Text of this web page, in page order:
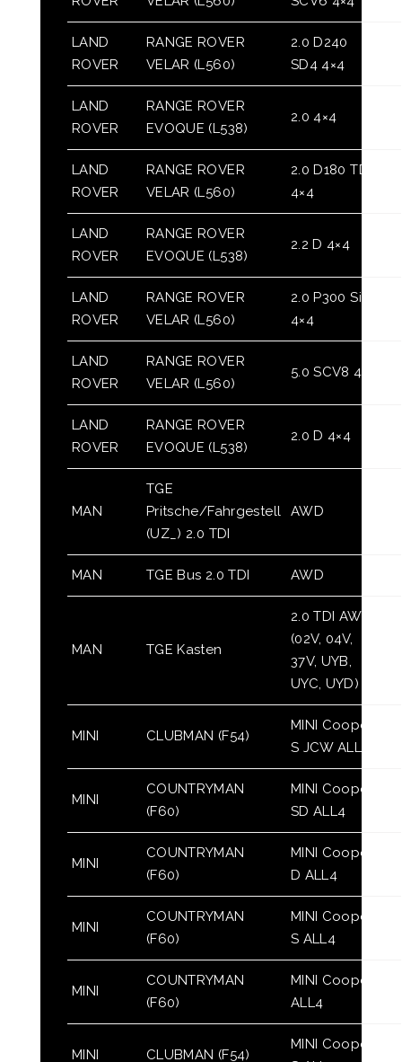
LAND
ROVER
RANGE ROVER
VELAR (L560)
2.0 D240
SD4 4×4
LAND
ROVER
RANGE ROVER
EVOQUE (L538)
2.0 4×4
LAND
ROVER
RANGE ROVER
VELAR (L560)
2.0 D180 TD4
4×4
LAND
ROVER
RANGE ROVER
EVOQUE (L538)
2.2 D 4×4
LAND
ROVER
RANGE ROVER
VELAR (L560)
2.0 P300 Si4
4×4
LAND
ROVER
RANGE ROVER
VELAR (L560)
5.0 SCV8 4×4
LAND
ROVER
RANGE ROVER
EVOQUE (L538)
2.0 D 4×4
MAN
TGE
Pritsche/Fahrgestell
(UZ_) 2.0 TDI
AWD
MAN TGE Bus 2.0 TDI AWD
MAN TGE Kasten
2.0 TDI AWD
(02V, 04V,
37V, UYB,
UYC, UYD)
MINI CLUBMAN (F54)
MINI Cooper
S JCW ALL4
MINI
COUNTRYMAN
(F60)
MINI Cooper
SD ALL4
MINI
COUNTRYMAN
(F60)
MINI Cooper
D ALL4
MINI
COUNTRYMAN
(F60)
MINI Cooper
S ALL4
MINI
COUNTRYMAN
(F60)
MINI Cooper
ALL4
MINI CLUBMAN (F54)
MINI Cooper